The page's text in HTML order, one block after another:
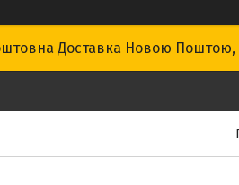
Доставка Новою Поштою,